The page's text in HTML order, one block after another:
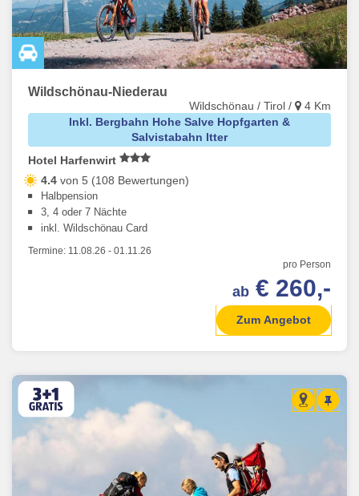
Wildschönau-Niederau
Wildschönau / Tirol /
4 Km
Inkl. Bergbahn Hohe Salve Hopfgarten &
Salvistabahn Itter
Hotel Harfenwirt
4.4 von 5 (108 Bewertungen)
Halbpension
3, 4 oder 7 Nächte
inkl. Wildschönau Card
Termine: 11.08.26 - 01.11.26
pro Person
ab € 260,-
Zum Angebot